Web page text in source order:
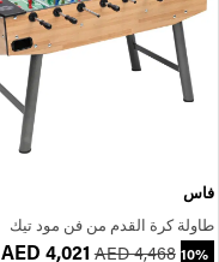
فاس
طاولة كرة القدم من فن مود تيك
AED 4,021 AED 4,468 10%